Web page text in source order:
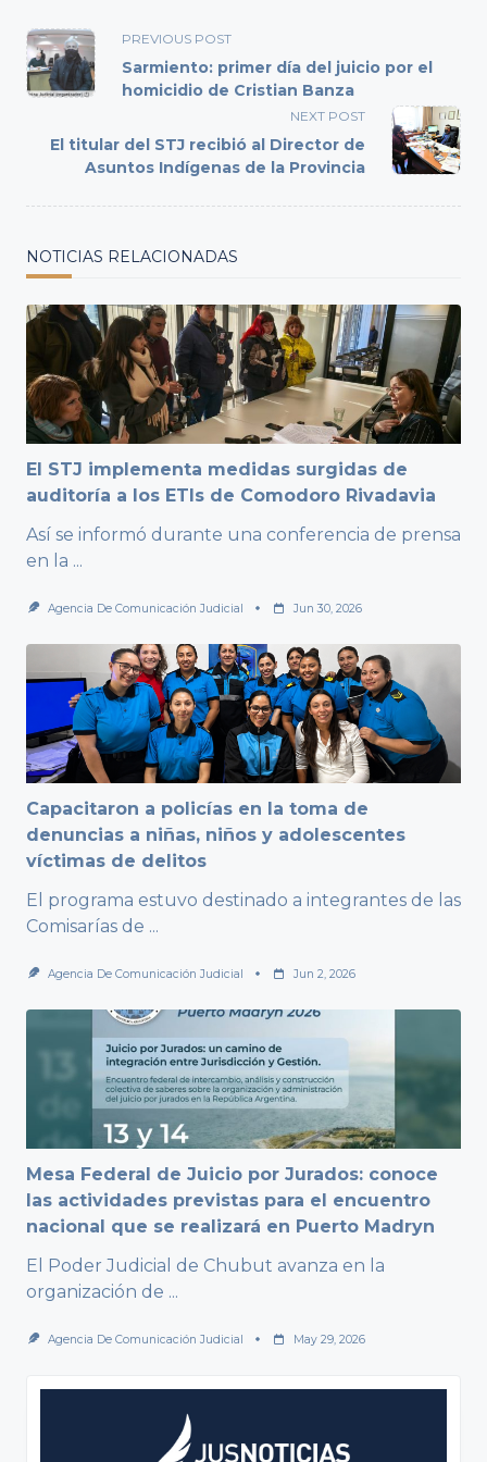
<span
class="nav-
subtitle
reader-
text">Page</span>
PREVIOUS POST
Sarmiento: primer día del juicio por el
homicidio de Cristian Banza
NEXT POST
El titular del STJ recibió al Director de
Asuntos Indígenas de la Provincia
NOTICIAS RELACIONADAS
El STJ implementa medidas surgidas de
auditoría a los ETIs de Comodoro Rivadavia
Así se informó durante una conferencia de prensa
en la ...
Agencia De Comunicación Judicial Jun 30, 2026
Capacitaron a policías en la toma de
denuncias a niñas, niños y adolescentes
víctimas de delitos
El programa estuvo destinado a integrantes de las
Comisarías de ...
Agencia De Comunicación Judicial Jun 2, 2026
Mesa Federal de Juicio por Jurados: conoce
las actividades previstas para el encuentro
nacional que se realizará en Puerto Madryn
El Poder Judicial de Chubut avanza en la
organización de ...
Agencia De Comunicación Judicial May 29, 2026